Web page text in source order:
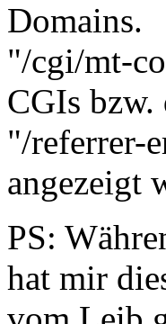
Domains.
"/cgi/mt-
CGIs bzw.
"/referrer-
angezeigt
PS:
hat mir